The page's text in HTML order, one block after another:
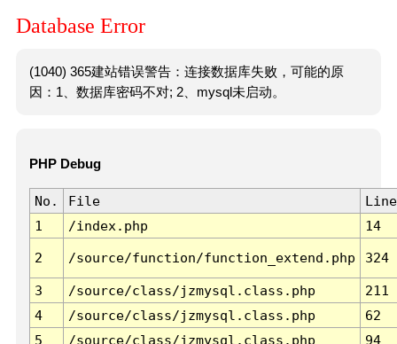
Database Error
(1040) 365建站错误警告：连接数据库失败，可能的原
因：1、数据库密码不对; 2、mysql未启动。
PHP Debug
No. File
Line
1
/index.php 14
2 /source/function/function_extend.php 324
3 /source/class/jzmysql.class.php
211
4
/source/class/jzmysql.class.php
62
5
/source/class/jzmysql.class.php
94